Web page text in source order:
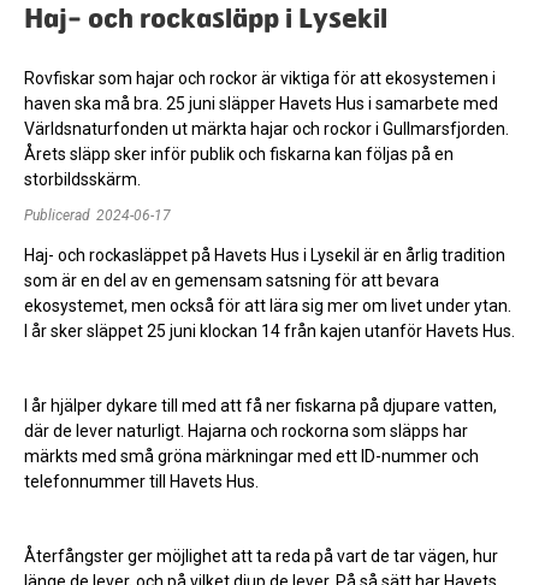
Haj- och rockasläpp i Lysekil
Rovfiskar som hajar och rockor är viktiga för att ekosystemen i
haven ska må bra. 25 juni släpper Havets Hus i samarbete med
Världsnaturfonden ut märkta hajar och rockor i Gullmarsfjorden.
Årets släpp sker inför publik och fiskarna kan följas på en
storbildsskärm.
Publicerad 2024-06-17
Haj- och rockasläppet på Havets Hus i Lysekil är en årlig tradition
som är en del av en gemensam satsning för att bevara
ekosystemet, men också för att lära sig mer om livet under ytan.
I år sker släppet 25 juni klockan 14 från kajen utanför Havets Hus.
I år hjälper dykare till med att få ner fiskarna på djupare vatten,
där de lever naturligt. Hajarna och rockorna som släpps har
märkts med små gröna märkningar med ett ID-nummer och
telefonnummer till Havets Hus.
Återfångster ger möjlighet att ta reda på vart de tar vägen, hur